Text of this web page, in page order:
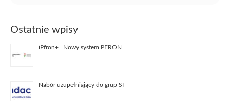
Ostatnie wpisy
iPfron+ | Nowy system PFRON
Nabór uzupełniający do grup SI